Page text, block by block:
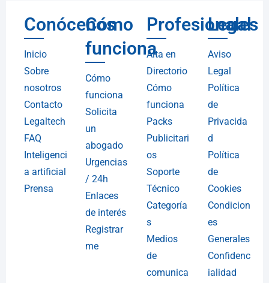
Conócenos
Inicio
Sobre
nosotros
Contacto
Legaltech
FAQ
Inteligenci
a artificial
Prensa
Cómo
funciona
Cómo
funciona
Solicita
un
abogado
Urgencias
/ 24h
Enlaces
de interés
Registrar
me
Profesionales
Alta en
Directorio
Cómo
funciona
Packs
Publicitari
os
Soporte
Técnico
Categoría
s
Medios
de
comunica
Legal
Aviso
Legal
Política
de
Privacida
d
Política
de
Cookies
Condicion
es
Generales
Confidenc
ialidad